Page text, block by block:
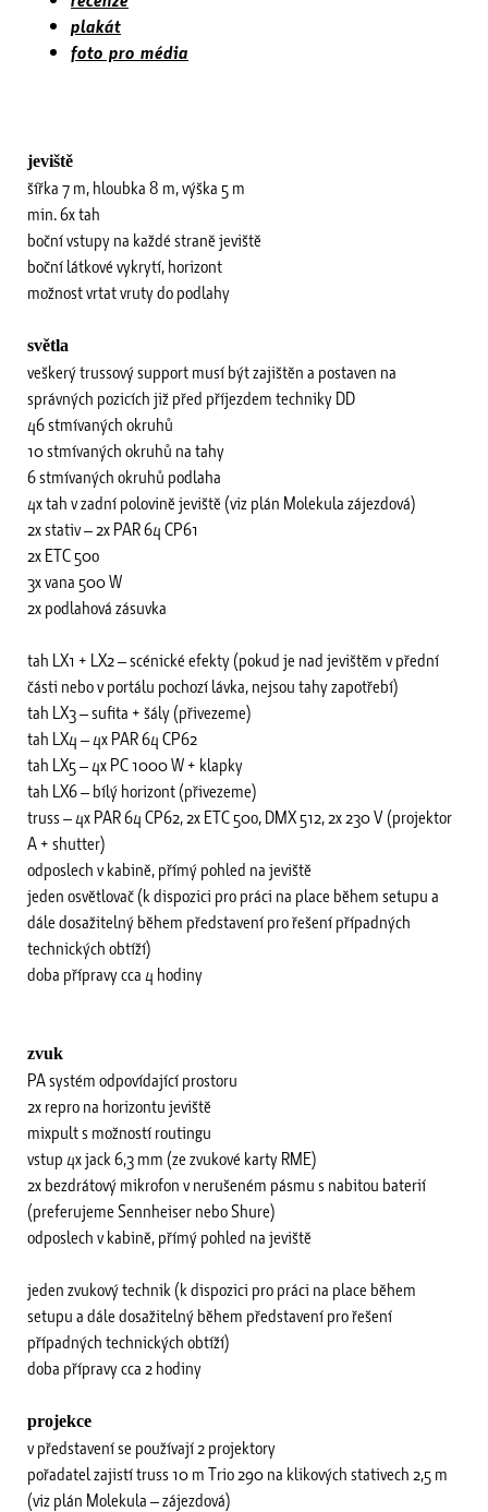
plakát
foto pro média
jeviště
šířka 7 m, hloubka 8 m, výška 5 m
min. 6x tah
boční vstupy na každé straně jeviště
boční látkové vykrytí, horizont
možnost vrtat vruty do podlahy
světla
veškerý trussový support musí být zajištěn a postaven na
správných pozicích již před příjezdem techniky DD
46 stmívaných okruhů
10 stmívaných okruhů na tahy
6 stmívaných okruhů podlaha
4x tah v zadní polovině jeviště (viz plán Molekula zájezdová)
2x stativ – 2x PAR 64 CP61
2x ETC 50o
3x vana 500 W
2x podlahová zásuvka
tah LX1 + LX2 – scénické efekty (pokud je nad jevištěm v přední
části nebo v portálu pochozí lávka, nejsou tahy zapotřebí)
tah LX3 – sufita + šály (přivezeme)
tah LX4 – 4x PAR 64 CP62
tah LX5 – 4x PC 1000 W + klapky
tah LX6 – bílý horizont (přivezeme)
truss – 4x PAR 64 CP62, 2x ETC 50o, DMX 512, 2x 230 V (projektor
A + shutter)
odposlech v kabině, přímý pohled na jeviště
jeden osvětlovač (k dispozici pro práci na place během setupu a
dále dosažitelný během představení pro řešení případných
technických obtíží)
doba přípravy cca 4 hodiny
zvuk
PA systém odpovídající prostoru
2x repro na horizontu jeviště
mixpult s možností routingu
vstup 4x jack 6,3 mm (ze zvukové karty RME)
2x bezdrátový mikrofon v nerušeném pásmu s nabitou baterií
(preferujeme Sennheiser nebo Shure)
odposlech v kabině, přímý pohled na jeviště
jeden zvukový technik (k dispozici pro práci na place během
setupu a dále dosažitelný během představení pro řešení
případných technických obtíží)
doba přípravy cca 2 hodiny
projekce
v představení se používají 2 projektory
pořadatel zajistí truss 10 m Trio 290 na klikových stativech 2,5 m
(viz plán Molekula – zájezdová)